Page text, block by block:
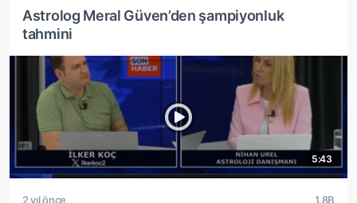
Astrolog Meral Güven’den şampiyonluk
tahmini
5:43
2 yıl önce 1.8B